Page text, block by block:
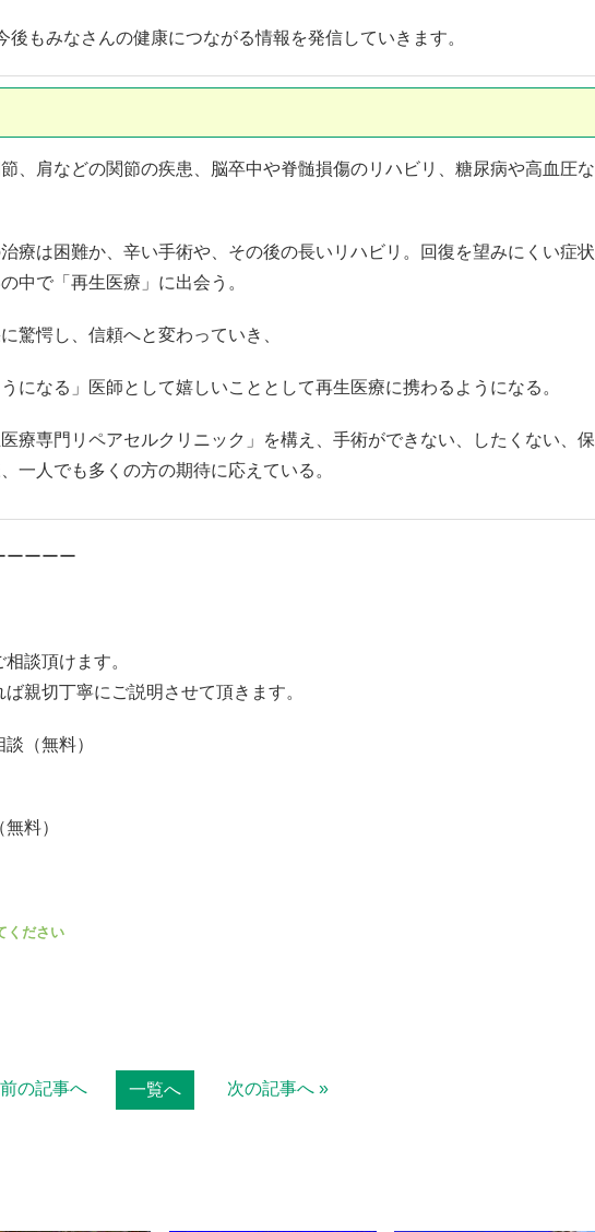
もみなさんの健康につながる情報を発信していきます。
、肩などの関節の疾患、脳卒中や脊髄損傷のリハビリ、糖尿病や高血圧な
療は困難か、辛い手術や、その後の長いリハビリ。回復を望みにくい症状
中で「再生医療」に出会う。
驚愕し、信頼へと変わっていき、
になる」医師として嬉しいこととして再生医療に携わるようになる。
療専門リペアセルクリニック」を構え、手術ができない、したくない、保
一人でも多くの方の期待に応えている。
ーーーー
談頂けます。
親切丁寧にご説明させて頂きます。
（無料）
料）
の記事へ 一覧へ 次の記事へ »